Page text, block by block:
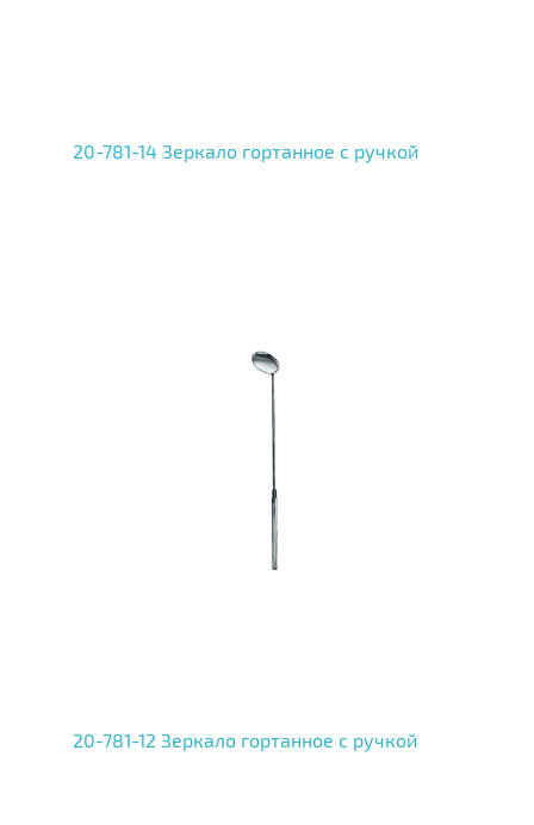
20-781-14 Зеркало гортанное с ручкой
20-781-12 Зеркало гортанное с ручкой